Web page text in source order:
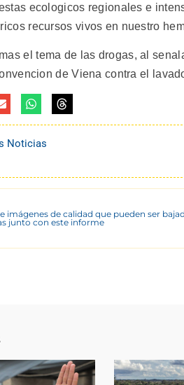
ecologicos regionales e
recursos vivos en nuestro
el tema de las drogas, al
de Viena contra el
Noticias
imágenes de calidad que pueden ser
junto con este informe